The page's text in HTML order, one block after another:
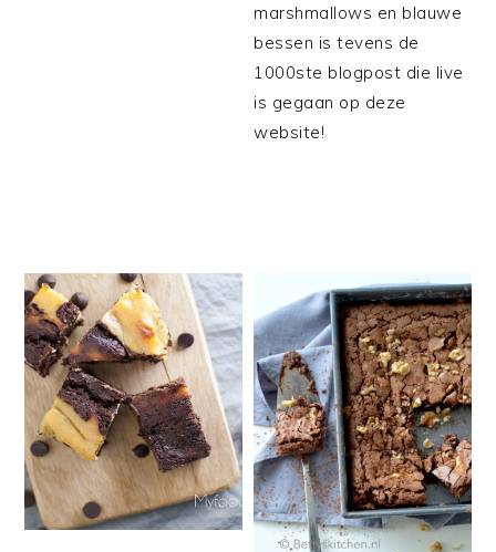
marshmallows en blauwe
bessen is tevens de
1000ste blogpost die live
is gegaan op deze
website!